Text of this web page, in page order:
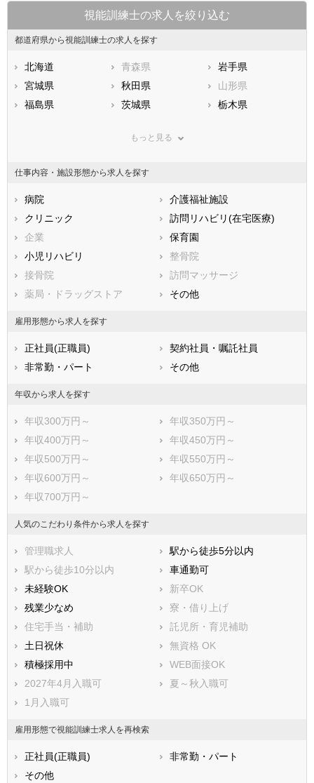
視能訓練士の求人を絞り込む
都道府県から視能訓練士の求人を探す
北海道 青森県
岩手県
宮城県
秋田県
山形県
福島県
茨城県
栃木県
神奈川県
石川県
福井県
静岡県
三重県
滋賀県
大阪府
兵庫県
鳥取県
広島県
徳島県
香川県
愛媛県
鹿児島県
もっと見る
仕事内容・施設形態から求人を探す
病院
介護福祉施設
クリニック
訪問リハビリ(在宅医療)
企業
保育園
小児リハビリ
整骨院
接骨院
訪問マッサージ
薬局・ドラッグストア
その他
雇用形態から求人を探す
正社員(正職員)
契約社員・嘱託社員
非常勤・パート
その他
年収から求人を探す
年収300万円～
年収350万円～
年収400万円～
年収450万円～
年収500万円～
年収550万円～
年収600万円～
年収650万円～
年収700万円～
人気のこだわり条件から求人を探す
管理職求人
駅から徒歩5分以内
駅から徒歩10分以内
車通勤可
未経験OK
新卒OK
残業少なめ
寮・借り上げ
住宅手当・補助
託児所・育児補助
土日祝休
無資格 OK
積極採用中
WEB面接OK
2027年4月入職可
夏～秋入職可
1月入職可
雇用形態で視能訓練士求人を再検索
正社員(正職員)
非常勤・パート
その他